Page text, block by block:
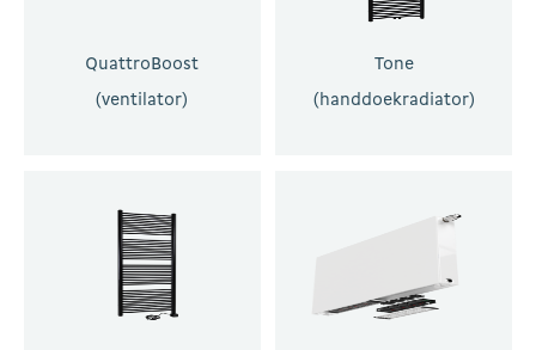
QuattroBoost
(ventilator)
Tone
(handdoekradiator)